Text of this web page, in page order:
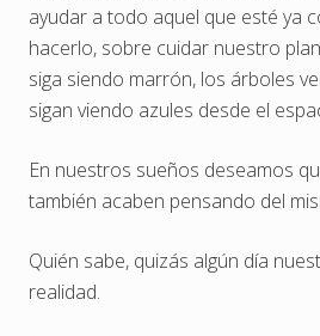
ayudar a todo aquel que esté ya
hacerlo, sobre cuidar nuestro
siga siendo marrón, los árboles
sigan viendo azules desde el
En nuestros sueños deseamos
también acaben pensando del
Quién sabe, quizás algún día
realidad.